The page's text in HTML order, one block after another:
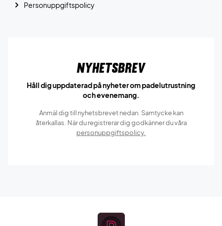
Personuppgiftspolicy
Nyhetsbrev
Håll dig uppdaterad på nyheter om padelutrustning
och evenemang.
Anmäl dig till nyhetsbrevet nedan. Samtycke kan
återkallas. När du registrerar dig godkänner du våra
personuppgiftspolicy.